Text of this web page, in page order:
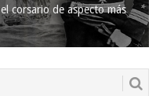
corsario de aspecto más